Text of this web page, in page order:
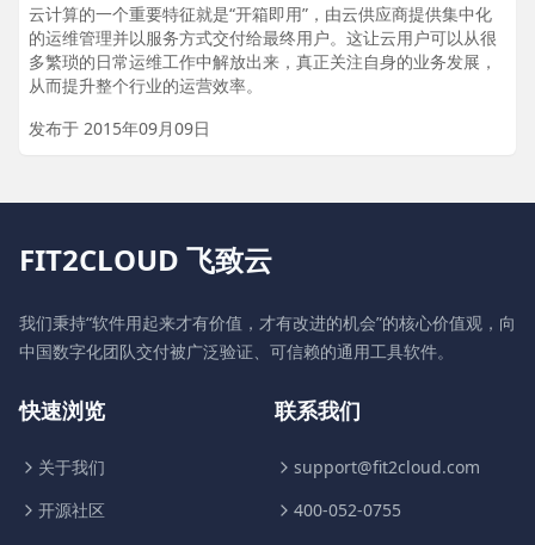
云计算的一个重要特征就是“开箱即用”，由云供应商提供集中化
的运维管理并以服务方式交付给最终用户。这让云用户可以从很
多繁琐的日常运维工作中解放出来，真正关注自身的业务发展，
从而提升整个行业的运营效率。
发布于 2015年09月09日
FIT2CLOUD 飞致云
我们秉持“软件用起来才有价值，才有改进的机会”的核心价值观，向
中国数字化团队交付被广泛验证、可信赖的通用工具软件。
快速浏览
关于我们
开源社区
联系我们
support@fit2cloud.com
400-052-0755